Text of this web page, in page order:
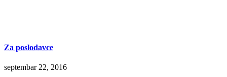
Za poslodavce
septembar 22, 2016